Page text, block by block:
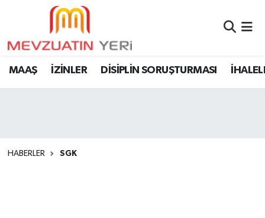
MAAŞ İZİNLER DİSİPLİN SORUŞTURMASI
HABERLER SGK